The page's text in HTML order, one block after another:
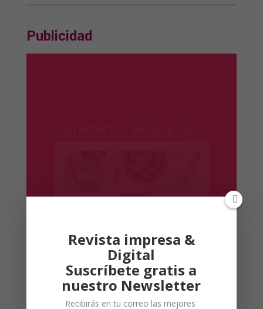
Publicidad
Revista impresa &
Digital
Suscríbete gratis a
nuestro Newsletter
Recibirás en tu correo las mejores